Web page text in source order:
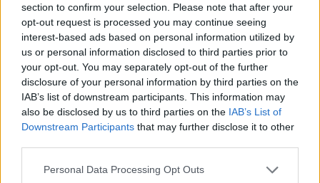
section to confirm your selection. Please note that after your
opt-out request is processed you may continue seeing
interest-based ads based on personal information utilized by
us or personal information disclosed to third parties prior to
your opt-out. You may separately opt-out of the further
disclosure of your personal information by third parties on the
IAB’s list of downstream participants. This information may
also be disclosed by us to third parties on the IAB’s List of
Downstream Participants that may further disclose it to other
Please note that this website/app uses one or more Google
Personal Data Processing Opt Outs
szombattól a benzin átlagosan bruttó 7 forinttal,
a gázolaj pedig bruttó 17 forinttal drágult
országszerte. A drágulás fő oka az iráni háború és
következményei, vagyis az olajtermelés és -
szállítás akadozása – írta a Magyar Hang.
A benzin esetében így már 585 forint az